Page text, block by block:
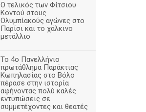
Ο τελικός των Φίτσιου
Κοντού στους
Ολυμπίακούς αγώνες στο
Παρίσι και το χάλκινο
μετάλλιο
Το 4ο Πανελλήνιο
πρωτάθλημα Παράκτιας
Κωπηλασίας στο Βόλο
πέρασε στην ιστορία
αφήνοντας πολύ καλές
εντυπώσεις σε
συμμετέχοντες και θεατές